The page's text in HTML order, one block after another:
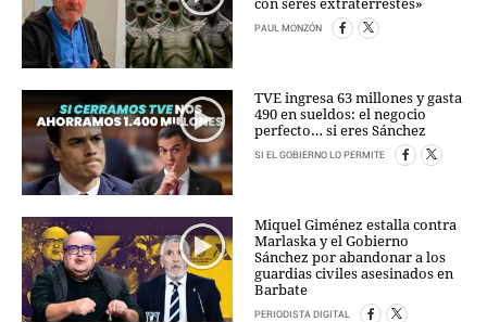
PAUL MONZÓN
TVE ingresa 63 millones y gasta
490 en sueldos: el negocio
perfecto… si eres Sánchez
SI EL GOBIERNO LO PERMITE
Miquel Giménez estalla contra
Marlaska y el Gobierno
Sánchez por abandonar a los
guardias civiles asesinados en
Barbate
PERIODISTA DIGITAL